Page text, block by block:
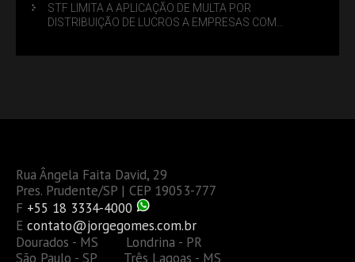
STF LIMITA A APLICAÇÃO DE MULTA POR
DISTRIBUIÇÃO DE LUCROS A EMPRESAS COM
Rua Ângela Faita David, 29
Pres. Prudente/SP | CEP 19053-777
F +55 18 3334-4000
E contato@jorgegomes.com.br
Dourados - MS Londrina - PR
São Paulo - SP Três Lagoas - MS